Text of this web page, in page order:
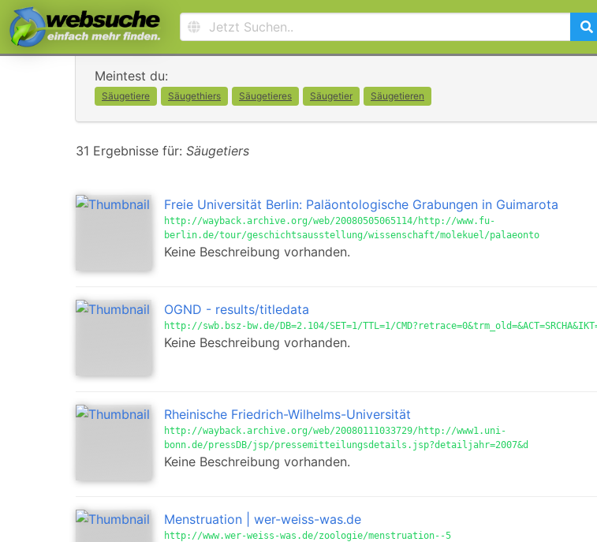
Meintest du:
Säugetiere Säugethiers Säugetieres Säugetier Säugetieren
31 Ergebnisse für: Säugetiers
Freie Universität Berlin: Paläontologische Grabungen in Guimarota
http://wayback.archive.org/web/20080505065114/http://www.fu-
berlin.de/tour/geschichtsausstellung/wissenschaft/molekuel/palaeonto
Keine Beschreibung vorhanden.
OGND - results/titledata
http://swb.bsz-bw.de/DB=2.104/SET=1/TTL=1/
Keine Beschreibung vorhanden.
Rheinische Friedrich-Wilhelms-Universität
http://wayback.archive.org/web/20080111033729/http://www1.uni-
bonn.de/pressDB/jsp/pressemitteilungsdetails.jsp?detailjahr=2007&d
Keine Beschreibung vorhanden.
Menstruation | wer-weiss-was.de
http://www.wer-weiss-was.de/zoologie/menstruation--5